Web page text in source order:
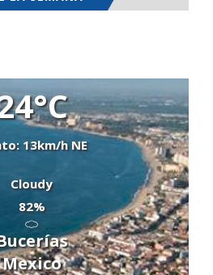
13km/h NE
Cloudy
82%
Mexico